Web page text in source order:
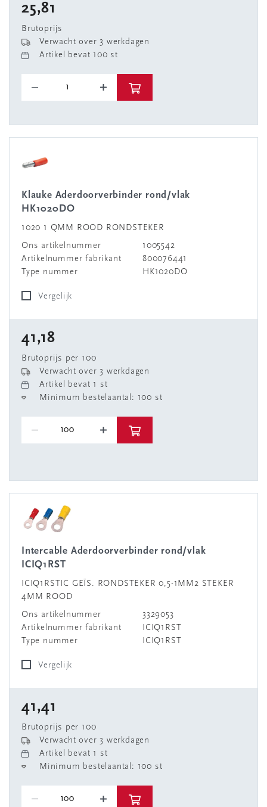
25,81
Brutoprijs
Verwacht over 3 werkdagen
Artikel bevat 100 st
Klauke Aderdoorverbinder rond/vlak
HK1020DO
1020 1 QMM ROOD RONDSTEKER
Ons artikelnummer
1005542
Artikelnummer fabrikant
800076441
Type nummer
HK1020DO
Vergelijk
41,18
Brutoprijs per 100
Verwacht over 3 werkdagen
Artikel bevat 1 st
Minimum bestelaantal: 100 st
ICIQ1RST
ICIQ1RSTIC GEÏS. RONDSTEKER 0,5-1MM2 STEKER
4MM ROOD
Ons artikelnummer
3329053
Artikelnummer fabrikant
ICIQ1RST
Type nummer
ICIQ1RST
Vergelijk
41,41
Brutoprijs per 100
Verwacht over 3 werkdagen
Artikel bevat 1 st
Minimum bestelaantal: 100 st